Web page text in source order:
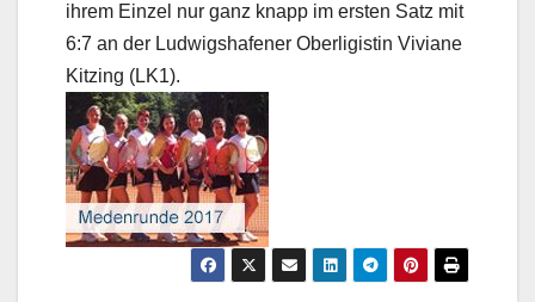
ihrem Einzel nur ganz knapp im ersten Satz mit
6:7 an der Ludwigshafener Oberligistin Viviane
Kitzing (LK1).